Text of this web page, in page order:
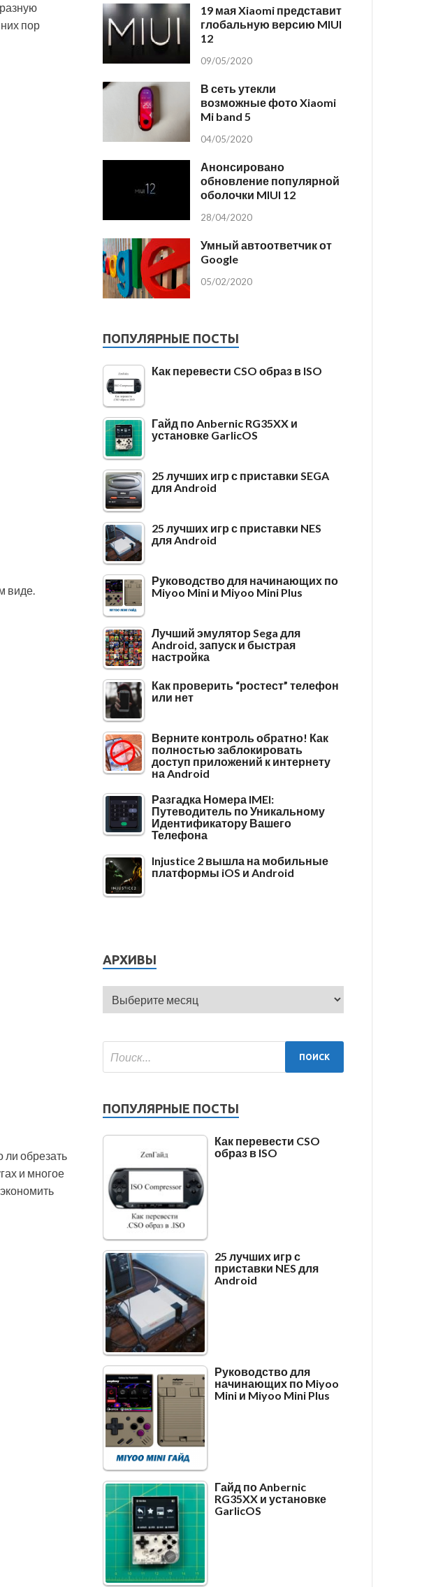
пор
виде.
ли обрезать
и многое
19 мая Xiaomi представит
глобальную версию MIUI
12
09/05/2020
В сеть утекли
возможные фото Xiaomi
Mi band 5
04/05/2020
Анонсировано
обновление популярной
оболочки MIUI 12
28/04/2020
Умный автоответчик от
Google
05/02/2020
ПОПУЛЯРНЫЕ ПОСТЫ
Как перевести CSO образ в ISO
Гайд по Anbernic RG35XX и
установке GarlicOS
25 лучших игр с приставки SEGA
для Android
25 лучших игр с приставки NES
для Android
Руководство для начинающих по
Miyoo Mini и Miyoo Mini Plus
Лучший эмулятор Sega для
Android, запуск и быстрая
настройка
Как проверить “ростест” телефон
или нет
Верните контроль обратно! Как
полностью заблокировать
доступ приложений к интернету
на Android
Разгадка Номера IMEI:
Путеводитель по Уникальному
Идентификатору Вашего
Телефона
Injustice 2 вышла на мобильные
платформы iOS и Android
АРХИВЫ
ПОПУЛЯРНЫЕ ПОСТЫ
Как перевести CSO
образ в ISO
25 лучших игр с
приставки NES для
Android
Руководство для
начинающих по Miyoo
Mini и Miyoo Mini Plus
Гайд по Anbernic
RG35XX и установке
GarlicOS